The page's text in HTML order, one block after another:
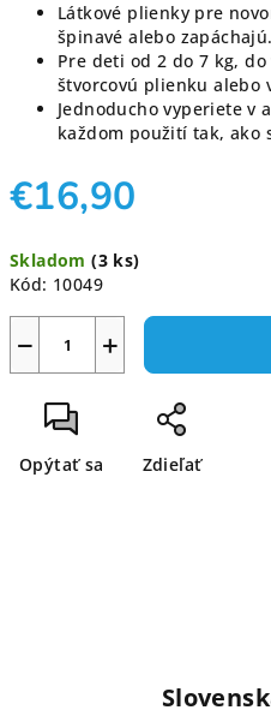
Látkové plienky pre
špinavé alebo zapáchajú.
Pre deti od 2 do 7 kg,
štvorcovú plienku alebo
Jednoducho vyperiete v
každom použití tak, ako
€16,90
cena:
Skladom(3 ks)
Kód: 10049
+
−
Opýtať sa Zdieľať